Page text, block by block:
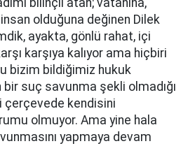
bilinçli atan; vatanına,
olduğuna değinen Dilek
ayakta, gönlü rahat, içi
karşıya kalıyor ama hiçbiri
bizim bildiğimiz hukuk
suç savunma şekli olmadığı
çerçevede kendisini
olmuyor. Ama yine hala
yapmaya devam